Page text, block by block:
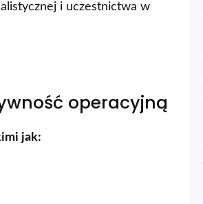
i uczestnictwa w
operacyjną
jak: